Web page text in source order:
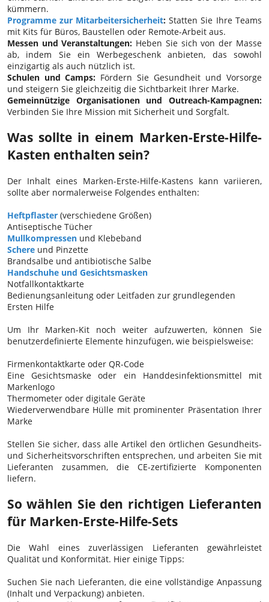
kümmern.
Programme zur Mitarbeitersicherheit: Statten Sie Ihre Teams
mit Kits für Büros, Baustellen oder Remote-Arbeit aus.
Messen und Veranstaltungen: Heben Sie sich von der Masse
ab, indem Sie ein Werbegeschenk anbieten, das sowohl
einzigartig als auch nützlich ist.
Schulen und Camps: Fördern Sie Gesundheit und Vorsorge
und steigern Sie gleichzeitig die Sichtbarkeit Ihrer Marke.
Gemeinnützige Organisationen und Outreach-Kampagnen:
Verbinden Sie Ihre Mission mit Sicherheit und Sorgfalt.
Was sollte in einem Marken-Erste-Hilfe-
Kasten enthalten sein?
Der Inhalt eines Marken-Erste-Hilfe-Kastens kann variieren,
sollte aber normalerweise Folgendes enthalten:
Heftpflaster (verschiedene Größen)
Antiseptische Tücher
Mullkompressen und Klebeband
Schere und Pinzette
Brandsalbe und antibiotische Salbe
Handschuhe und Gesichtsmasken
Notfallkontaktkarte
Bedienungsanleitung oder Leitfaden zur grundlegenden
Ersten Hilfe
Um Ihr Marken-Kit noch weiter aufzuwerten, können Sie
benutzerdefinierte Elemente hinzufügen, wie beispielsweise:
Firmenkontaktkarte oder QR-Code
Eine Gesichtsmaske oder ein Handdesinfektionsmittel mit
Markenlogo
Thermometer oder digitale Geräte
Wiederverwendbare Hülle mit prominenter Präsentation Ihrer
Marke
Stellen Sie sicher, dass alle Artikel den örtlichen Gesundheits-
und Sicherheitsvorschriften entsprechen, und arbeiten Sie mit
Lieferanten zusammen, die CE-zertifizierte Komponenten
liefern.
So wählen Sie den richtigen Lieferanten
für Marken-Erste-Hilfe-Sets
Die Wahl eines zuverlässigen Lieferanten gewährleistet
Qualität und Konformität. Hier einige Tipps:
Suchen Sie nach Lieferanten, die eine vollständige Anpassung
(Inhalt und Verpackung) anbieten.